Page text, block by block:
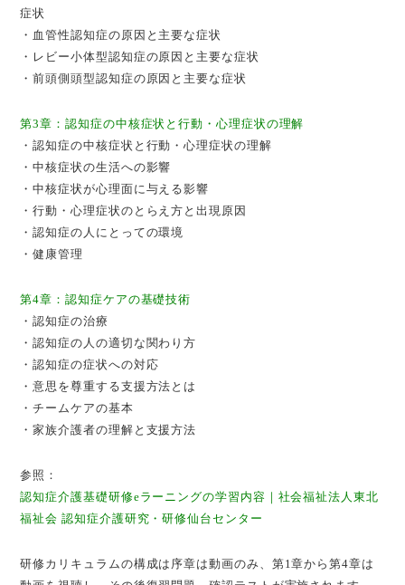
症状
・血管性認知症の原因と主要な症状
・レビー小体型認知症の原因と主要な症状
・前頭側頭型認知症の原因と主要な症状
第3章：認知症の中核症状と行動・心理症状の理解
・認知症の中核症状と行動・心理症状の理解
・中核症状の生活への影響
・中核症状が心理面に与える影響
・行動・心理症状のとらえ方と出現原因
・認知症の人にとっての環境
・健康管理
第4章：認知症ケアの基礎技術
・認知症の治療
・認知症の人の適切な関わり方
・認知症の症状への対応
・意思を尊重する支援方法とは
・チームケアの基本
・家族介護者の理解と支援方法
参照：
認知症介護基礎研修eラーニングの学習内容｜社会福祉法人東北
福祉会 認知症介護研究・研修仙台センター
研修カリキュラムの構成は序章は動画のみ、第1章から第4章は